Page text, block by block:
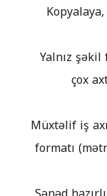
Yalnız
çox
Müxtəlif iş
formatı